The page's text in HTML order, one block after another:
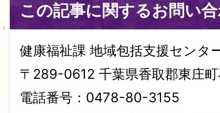
この記事に関するお問い
健康福祉課 地域包括支援センタ
〒289-0612 千葉県香取郡東庄
電話番号：0478-80-3155